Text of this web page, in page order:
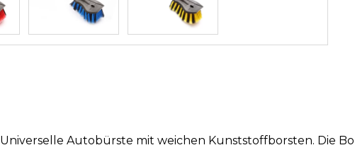
Universelle Autobürste mit weichen Kunststoffborsten. Die